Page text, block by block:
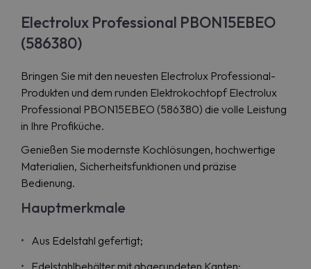
Electrolux Professional PBON15EBEO
(586380)
Bringen Sie mit den neuesten Electrolux Professional-
Produkten und dem runden Elektrokochtopf Electrolux
Professional PBON15EBEO (586380) die volle Leistung
in Ihre Profiküche.
Genießen Sie modernste Kochlösungen, hochwertige
Materialien, Sicherheitsfunktionen und präzise
Bedienung.
Hauptmerkmale
Aus Edelstahl gefertigt;
Edelstahlbehälter mit abgerundeten Kanten;